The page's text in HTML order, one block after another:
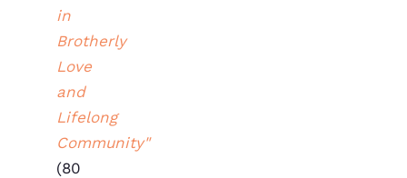
in
Brotherly
Love
and
Lifelong
Community"
(80